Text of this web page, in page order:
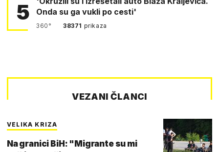
5
Onda su ga vukli po cesti'
360° 38371 prikaza
VEZANI ČLANCI
VELIKA KRIZA
Na granici BiH: "Migrante su mi